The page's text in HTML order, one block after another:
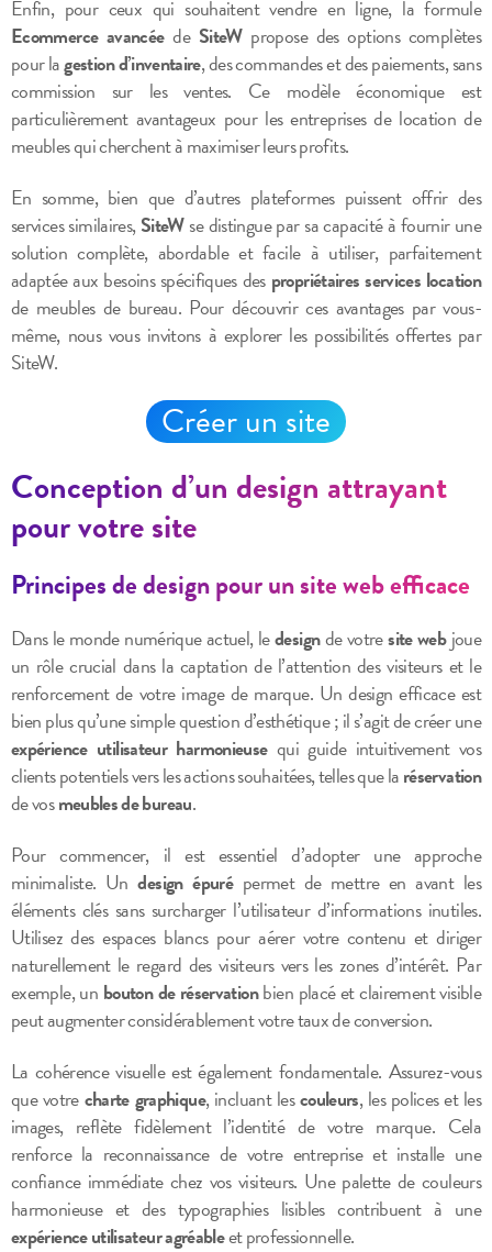
Enfin, pour ceux qui souhaitent vendre en ligne, la formule
Ecommerce avancéede SiteWpropose des options complètes
pour lagestion d’inventaire, des commandes et des paiements, sans
commission sur les ventes. Ce modèle économique est
particulièrement avantageux pour les entreprises de location de
meubles qui cherchent à maximiser leurs profits.
En somme, bien que d’autres plateformes puissent offrir des
services similaires,SiteWse distingue par sa capacité à fournir une
solution complète, abordable et facile à utiliser, parfaitement
adaptée aux besoins spécifiques des propriétaires services location
de meubles de bureau. Pour découvrir ces avantages par vous-
même, nous vous invitons à explorer les possibilités offertes par
SiteW.
Créer un site
Conception d’un design attrayant
pour votre site
Principes de design pour un site web efficace
Dans le monde numérique actuel, ledesignde votresite webjoue
un rôle crucial dans la captation de l’attention des visiteurs et le
renforcement de votre image de marque. Un design efficace est
bien plus qu’une simple question d’esthétique ; il s’agit de créer une
expérience utilisateur harmonieusequi guide intuitivement vos
clients potentiels vers les actions souhaitées, telles que laréservation
de vosmeubles de bureau.
Pour commencer, il est essentiel d’adopter une approche
minimaliste. Undesign épurépermet de mettre en avant les
éléments clés sans surcharger l’utilisateur d’informations inutiles.
Utilisez des espaces blancs pour aérer votre contenu et diriger
naturellement le regard des visiteurs vers les zones d’intérêt. Par
exemple, un bouton de réservationbien placé et clairement visible
peut augmenter considérablement votre taux de conversion.
La cohérence visuelle est également fondamentale. Assurez-vous
que votrecharte graphique, incluant lescouleurs, les polices et les
images, reflète fidèlement l’identité de votre marque. Cela
renforce la reconnaissance de votre entreprise et installe une
confiance immédiate chez vos visiteurs. Une palette de couleurs
harmonieuse et des typographies lisibles contribuent à une
expérience utilisateur agréableet professionnelle.